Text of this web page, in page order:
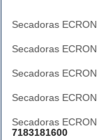
Secadoras ECRON
Secadoras ECRON
Secadoras ECRON
Secadoras ECRON
Secadoras ECRON
7183181600